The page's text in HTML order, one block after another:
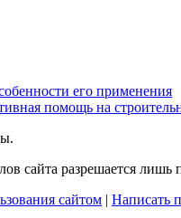
его применения
помощь на
сайта разрешается
сайтом | Написать